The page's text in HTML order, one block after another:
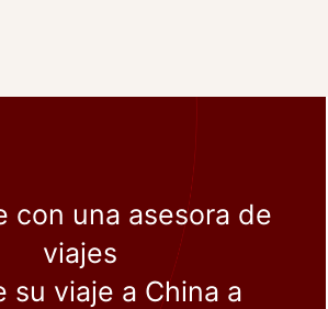
con una asesora de
viajes
su viaje a China a